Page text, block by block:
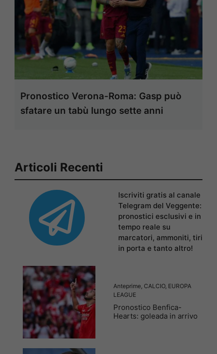
Pronostico Verona-Roma: Gasp può
sfatare un tabù lungo sette anni
Articoli Recenti
Iscriviti gratis al canale
Telegram del Veggente:
pronostici esclusivi e in
tempo reale su
marcatori, ammoniti, tiri
in porta e tanto altro!
Anteprime CALCIO, EUROPA
LEAGUE
Pronostico Benfica-
Hearts: goleada in arrivo